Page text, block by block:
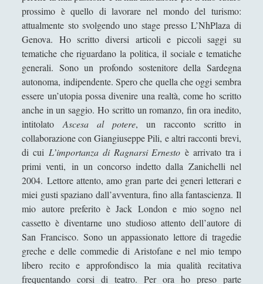
► Scoutismo(1)
► Segnalazioni (223)
► Sicurezza e Relazioni Internazionali(14)
► Storia della Letteratura(160)
► Utilità(12)
► Venere in Cornice(44)
ARTICOLI PER AUTORE
Alessandro Giorgi
Alice Manzoni
Andrea Bardazzi
Andrea Corona
prossimo è quello di lavorare nel mondo del turismo:
attualmente sto svolgendo uno stage presso L’NhPlaza di
Genova. Ho scritto diversi articoli e piccoli saggi su
tematiche che riguardano la politica, il sociale e tematiche
generali. Sono un profondo sostenitore della Sardegna
autonoma, indipendente. Spero che quella che oggi sembra
essere un’utopia possa divenire una realtà, come ho scritto
anche in un saggio. Ho scritto un romanzo, fin ora inedito,
intitolatoAscesa al potere, un racconto scritto in
collaborazione con Giangiuseppe Pili, e altri racconti brevi,
di cui L’importanza di Ragnarsi Ernesto è arrivato tra i
primi venti, in un concorso indetto dalla Zanichelli nel
2004. Lettore attento, amo gran parte dei generi letterari e
miei gusti spaziano dall’avventura, fino alla fantascienza. Il
mio autore preferito è Jack London e mio sogno nel
cassetto è diventarne uno studioso attento dell’autore di
San Francisco. Sono un appassionato lettore di tragedie
greche e delle commedie di Aristofane e nel mio tempo
libero recito e approfondisco la mia qualità recitativa
frequentando corsi di teatro. Per ora ho preso parte